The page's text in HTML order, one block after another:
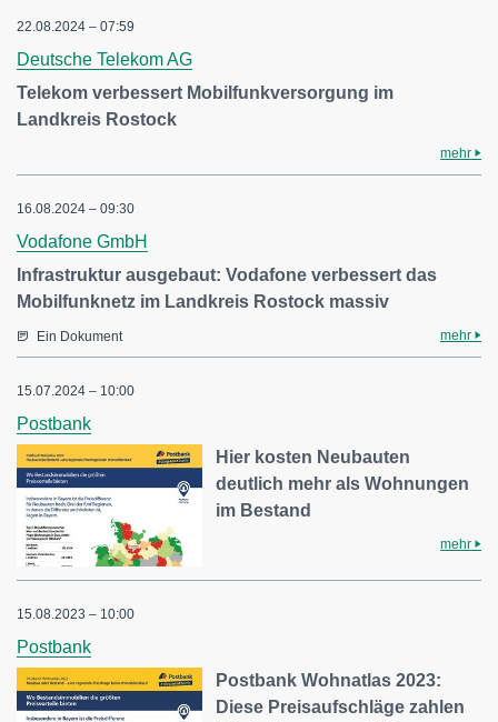
22.08.2024 – 07:59
Deutsche Telekom AG
Telekom verbessert Mobilfunkversorgung im
Landkreis Rostock
mehr
16.08.2024 – 09:30
Vodafone GmbH
Infrastruktur ausgebaut: Vodafone verbessert das
Mobilfunknetz im Landkreis Rostock massiv
Ein Dokument mehr
15.07.2024 – 10:00
Postbank
Hier kosten Neubauten
deutlich mehr als Wohnungen
im Bestand
mehr
15.08.2023 – 10:00
Postbank
Postbank Wohnatlas 2023:
Diese Preisaufschläge zahlen